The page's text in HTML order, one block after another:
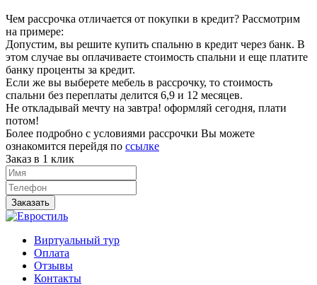
Чем рассрочка отличается от покупки в кредит? Рассмотрим
на примере:
Допустим, вы решите купить спальню в кредит через банк. В
этом случае вы оплачиваете стоимость спальни и еще платите
банку проценты за кредит.
Если же вы выберете мебель в рассрочку, то стоимость
спальни без переплаты делится 6,9 и 12 месяцев.
Не откладывай мечту на завтра! оформляй сегодня, плати
потом!
Более подробно с условиями рассрочки Вы можете
ознакомится перейдя по ссылке
Заказ в 1 клик
Заказать
Виртуальный тур
Оплата
Отзывы
Контакты